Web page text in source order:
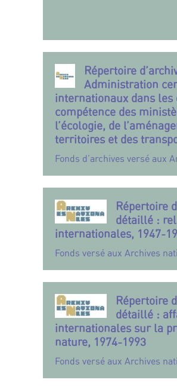
Répertoire
Administration
internationaux dans les
compétence des
l’écologie, de
territoires et des
Fonds d’archives versé aux
Répertoire
détaillé :
internationales, 1947-
Fonds versé aux Archives
Répertoire
détaillé :
internationales sur la
nature, 1974-1993
Fonds versé aux Archives